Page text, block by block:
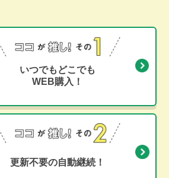
いつでもどこでも
WEB購入！
更新不要の自動継続！